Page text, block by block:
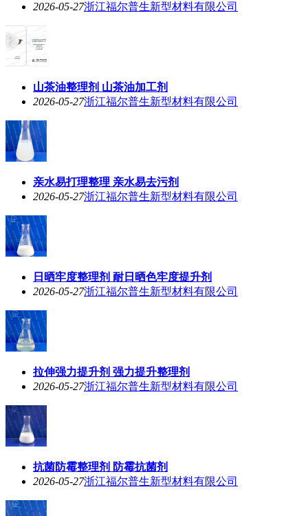
2026-05-27浙江福尔普生新型材料有限公司
山茶油整理剂 山茶油加工剂
2026-05-27浙江福尔普生新型材料有限公司
亲水易打理整理 亲水易去污剂
2026-05-27浙江福尔普生新型材料有限公司
日晒牢度整理剂 耐日晒色牢度提升剂
2026-05-27浙江福尔普生新型材料有限公司
拉伸强力提升剂 强力提升整理剂
2026-05-27浙江福尔普生新型材料有限公司
抗菌防霉整理剂 防霉抗菌剂
2026-05-27浙江福尔普生新型材料有限公司